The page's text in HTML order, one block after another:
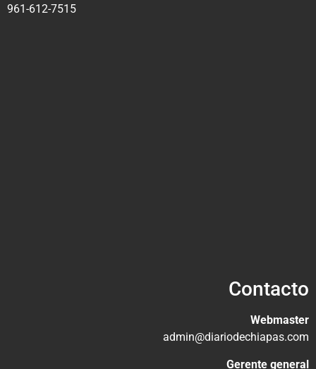
961-612-7515
Contacto
Webmaster
admin@diariodechiapas.com
Gerente general